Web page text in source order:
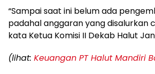
“Sampai saat ini belum ada
padahal anggaran yang disalurkan
kata Ketua Komisi II Dekab Halut
(lihat: Keuangan PT Halut Mandiri